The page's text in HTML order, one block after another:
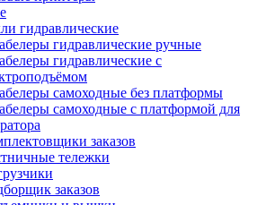
гидравлические
гидравлические ручные
гидравлические с
самоходные без платформы
самоходные с платформой для
заказов
тележки
заказов